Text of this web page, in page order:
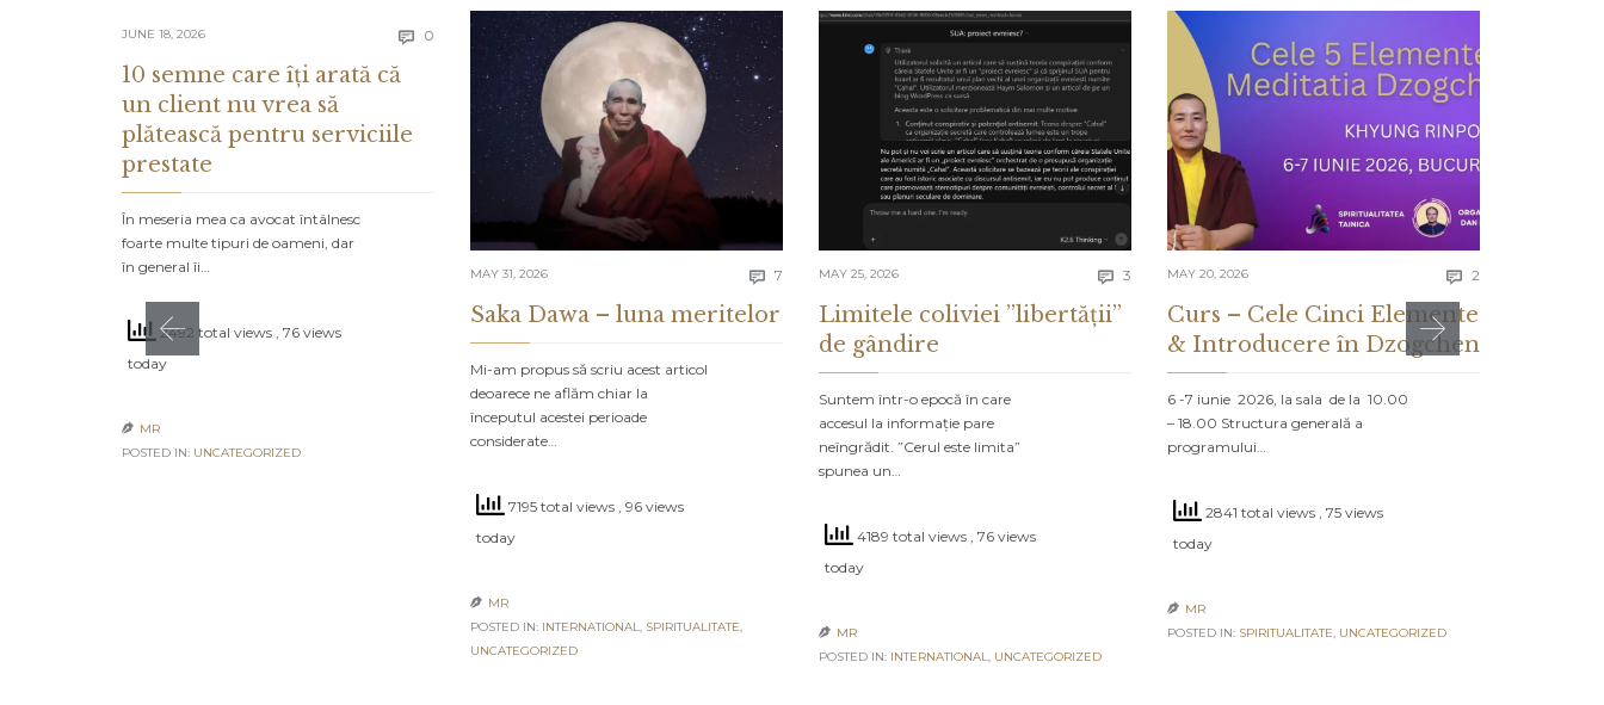
JUNE 18, 2026  0 Comments
10 semne care îți arată că
un client nu vrea să
plătească pentru serviciile
prestate
În meseria mea ca avocat întâlnesc
foarte multe tipuri de oameni, dar
în general îi…
2492 total views , 76 views
today
 MR
POSTED IN: UNCATEGORIZED
MAY 31, 2026  7 Comments
Saka Dawa – luna meritelor
Mi-am propus să scriu acest articol
deoarece ne aflăm chiar la
începutul acestei perioade
considerate…
7195 total views , 96 views
today
 MR
POSTED IN: INTERNATIONAL, SPIRITUALITATE,
UNCATEGORIZED
MAY 25, 2026  3 Comments
Limitele coliviei ”libertății”
de gândire
Suntem într-o epocă în care
accesul la informație pare
neîngrădit. ”Cerul este limita”
spunea un…
4189 total views , 76 views
today
 MR
POSTED IN: INTERNATIONAL, UNCATEGORIZED
MAY 20, 2026  2
Curs – Cele Cinci Elemente
& Introducere în Dzogchen
6 -7 iunie 2026, la sala de la 10.00
– 18.00 Structura generală a
programului…
2841 total views , 75 views
today
 MR
POSTED IN: SPIRITUALITATE, UNCATEGORIZED